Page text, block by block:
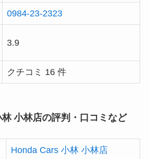
0984-23-2323
3.9
クチコミ 16 件
小林店の評判・口コミなど
Honda Cars 小林 小林店